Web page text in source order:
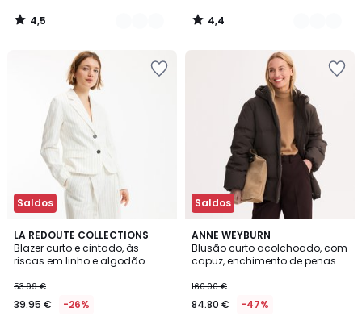
4,5
/
4,4
/
Saldos
LA REDOUTE COLLECTIONS
Blazer curto e cintado, às
riscas em linho e algodão
53.99 €
39.95 € -26%
5
/
5
Saldos
ANNE WEYBURN
Blusão curto acolchoado, com
capuz, enchimento de penas e
160.00 €
84.80 € -47%
4,6
/ 5
2
Cores